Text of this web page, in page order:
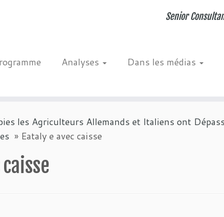
Senior
Analyses Dans les médias
les Agriculteurs Allemands et Italiens ont
» Eataly e avec caisse